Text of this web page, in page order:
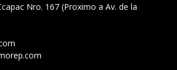
Nro. 167 (Proximo a Av. de la